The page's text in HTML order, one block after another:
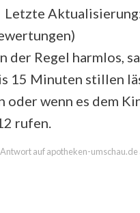
Letzte
)
der Regel harmlos,
15 Minuten stillen
wenn es dem
rufen.
auf apotheken-umschau.de